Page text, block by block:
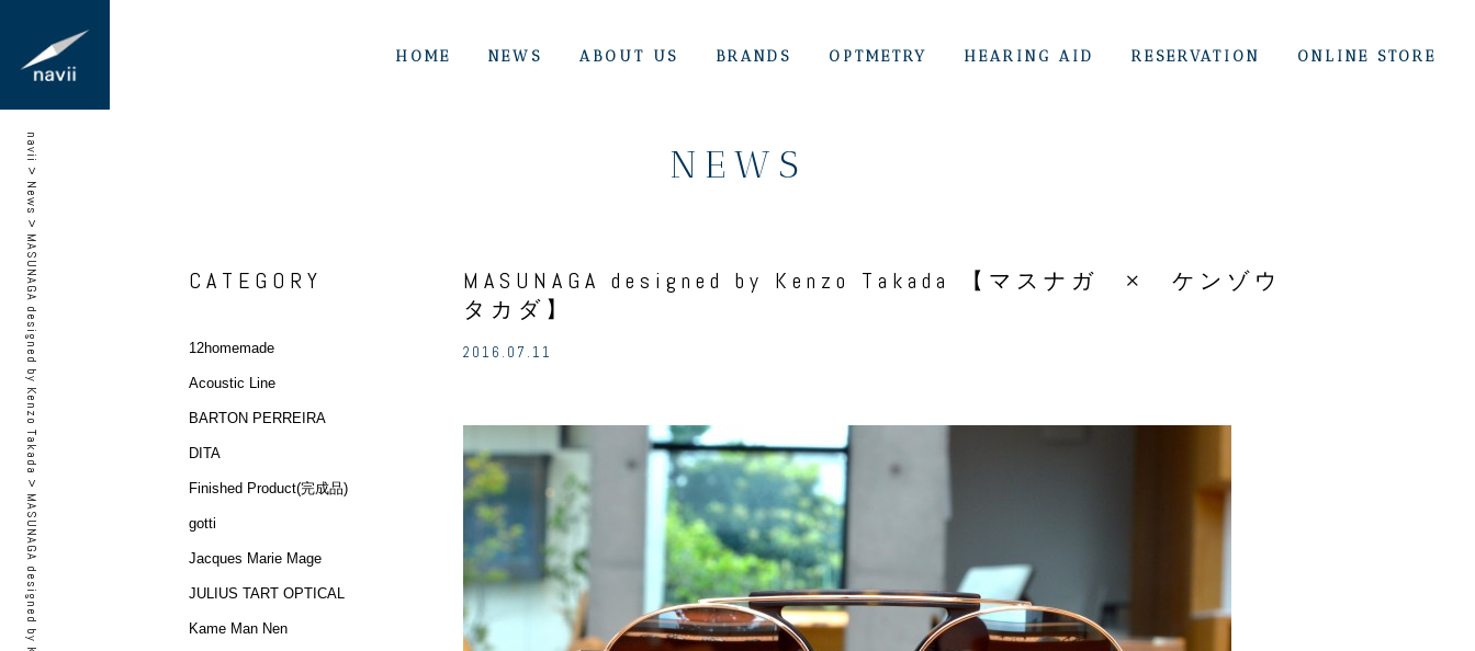
HOME NEWS ABOUT US BRANDS OPTMETRY HEARING AID RESERVATION ONLINE STORE
navii
>
News
>
MASUNAGA designed by Kenzo Takada
>
NEWS
MASUNAGA designed by Kenzo Takada 【マスナガ × ケンゾウ
タカダ】
2016.07.11
CATEGORY
12homemade
Acoustic Line
BARTON PERREIRA
DITA
Finished Product(完成品)
gotti
Jacques Marie Mage
JULIUS TART OPTICAL
Kame Man Nen